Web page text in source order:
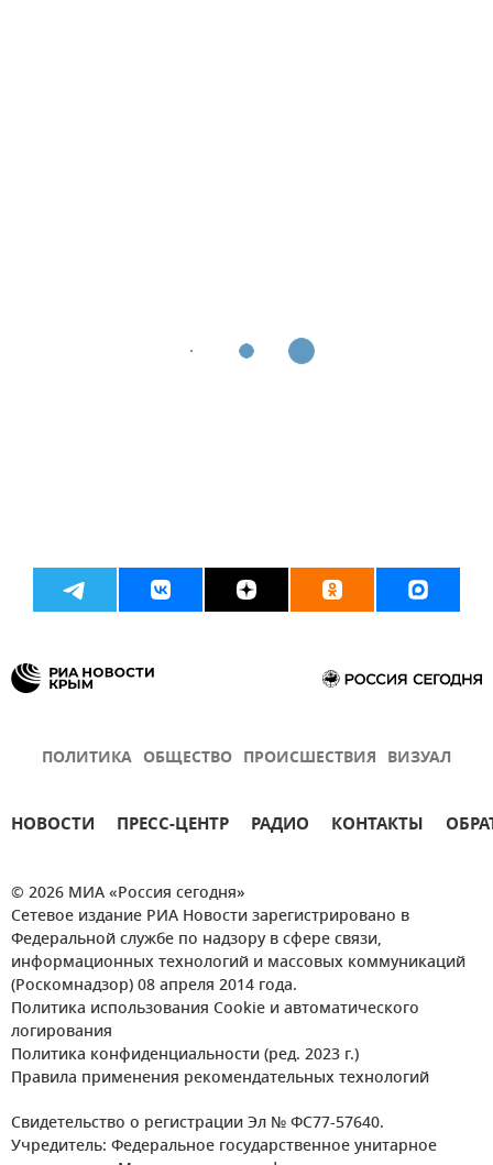
ПОЛИТИКА ОБЩЕСТВО ПРОИСШЕСТВИЯ ВИЗУАЛ
НОВОСТИ ПРЕСС-ЦЕНТР РАДИО КОНТАКТЫ
© 2026 МИА «Россия сегодня»
Сетевое издание РИА Новости зарегистрировано в
Федеральной службе по надзору в сфере связи,
информационных технологий и массовых коммуникаций
(Роскомнадзор) 08 апреля 2014 года.
Политика использования Cookie и автоматического
логирования
Политика конфиденциальности (ред. 2023 г.)
Правила применения рекомендательных технологий
Свидетельство о регистрации Эл № ФС77-57640.
Учредитель: Федеральное государственное унитарное